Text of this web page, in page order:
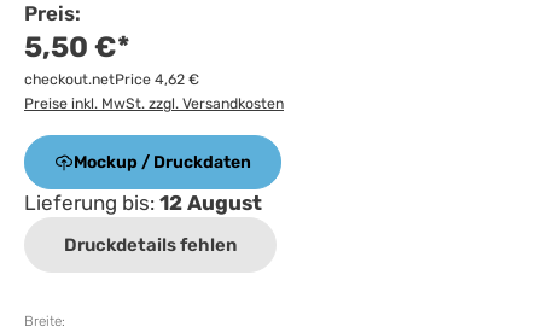
Preis:
5,50 €*
checkout.netPrice 4,62 €
Preise inkl. MwSt. zzgl. Versandkosten
Mockup / Druckdaten
Lieferung bis: 12 August
Druckdetails fehlen
Breite: